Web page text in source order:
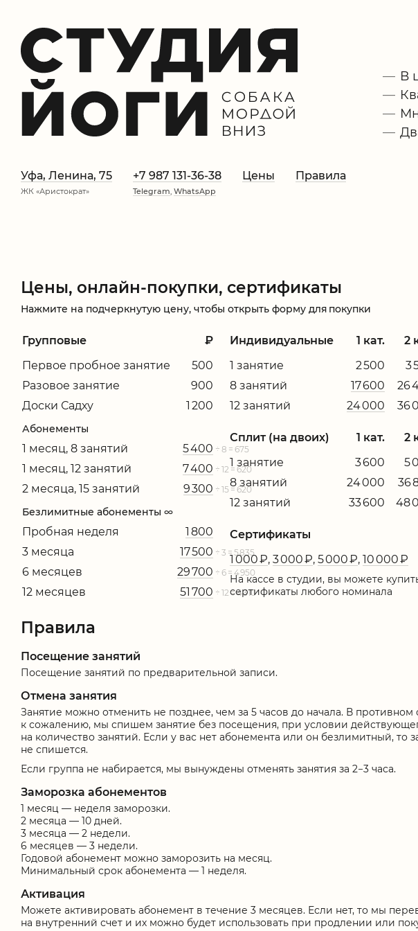
В
Уфа, Ленина, 75
ЖК «Аристократ»
+7 987 131-36-38
Telegram, WhatsApp
Цены Правила
Цены, онлайн-покупки, сертификаты
Нажмите на подчеркнутую цену, чтобы открыть форму для покупки
Групповые
₽
Первое пробное занятие
500
Разовое занятие
900
Доски Садху
1 200
Абонементы
1 месяц, 8 занятий 5 400 ÷ 8 = 675
1 месяц, 12 занятий 7 400 ÷ 12 = 620
2 месяца, 15 занятий 9 300 ÷ 15 = 620
Безлимитные абонементы ∞
Пробная неделя
1 800
3 месяца
17 500 ÷ 3 = 5 835
6 месяцев 29 700 ÷ 6 = 4 950
12 месяцев 51 700 ÷ 12 = 4 310
Индивидуальные 1 кат.
2
1 занятие
2 500
3
8 занятий
17 600
26
12 занятий
24 000 36
Сплит (на двоих) 1 кат.
2
1 занятие
3 600
5
8 занятий
24 000
36
12 занятий
33 600 48
Сертификаты
1 000 ₽, 3 000 ₽, 5 000 ₽, 10 000 ₽
На кассе в студии, вы можете
сертификаты любого номинала
Правила
Посещение занятий
Посещение занятий по предварительной записи.
Отмена занятия
Занятие можно отменить не позднее, чем за 5 часов до начала. В противном
к сожалению, мы спишем занятие без посещения, при условии
на количество занятий. Если у вас нет абонемента или он безлимитный, то
не спишется.
Если группа не набирается, мы вынуждены отменять занятия за 2−3 часа.
Заморозка абонементов
1 месяц — неделя заморозки.
2 месяца — 10 дней.
3 месяца — 2 недели.
6 месяцев — 3 недели.
Годовой абонемент можно заморозить на месяц.
Минимальный срок абонемента — 1 неделя.
Активация
Можете активировать абонемент в течение 3 месяцев. Если нет, то мы
на внутренний счет и их можно будет использовать при продлении или